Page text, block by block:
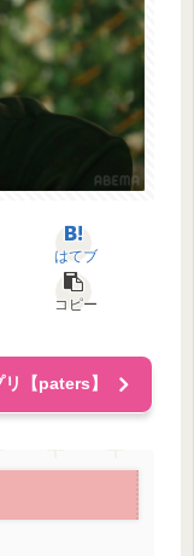
はてブ
コピー
【paters】